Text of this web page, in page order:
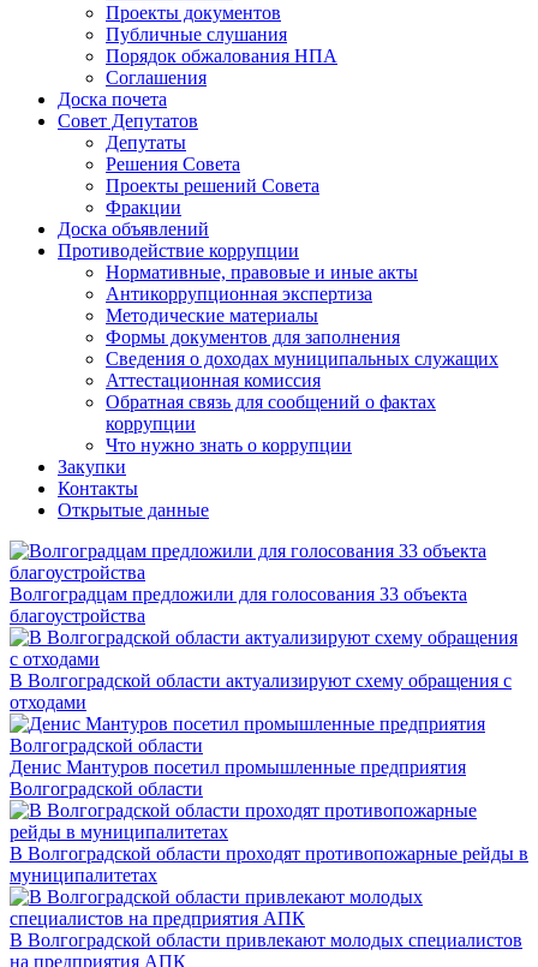
Проекты документов
Публичные слушания
Порядок обжалования НПА
Соглашения
Доска почета
Совет Депутатов
Депутаты
Решения Совета
Проекты решений Совета
Фракции
Доска объявлений
Противодействие коррупции
Нормативные, правовые и иные акты
Антикоррупционная экспертиза
Методические материалы
Формы документов для заполнения
Сведения о доходах муниципальных служащих
Аттестационная комиссия
Обратная связь для сообщений о фактах
коррупции
Что нужно знать о коррупции
Закупки
Контакты
Открытые данные
Волгоградцам предложили для голосования 33 объекта
благоустройства
В Волгоградской области актуализируют схему обращения с
отходами
Денис Мантуров посетил промышленные предприятия
Волгоградской области
В Волгоградской области проходят противопожарные рейды в
муниципалитетах
В Волгоградской области привлекают молодых специалистов
на предприятия АПК